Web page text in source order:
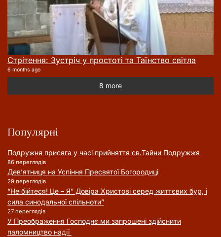
Стрітення: Зустріч у простоті та Таїнство світла
6 months ago
8 more
Популярні
Подружня присягa у часі прийняття cв.Тайни Подружжя
86 переглядів
Дев’ятниця на Успіння Пресвятої Богородиці
29 переглядів
“Не бійтеся! Це – Я” Довіра Христові серед життєвих бур, і
сила синодальної спільноти”
27 переглядів
У Преображення Господнє ми запрошені здійснити
паломництво надії